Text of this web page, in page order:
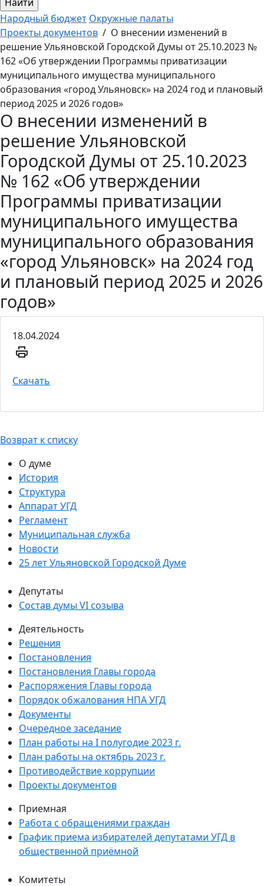
Народный бюджет Окружные палаты
Проекты документов / О внесении изменений в
решение Ульяновской Городской Думы от 25.10.2023 №
162 «Об утверждении Программы приватизации
муниципального имущества муниципального
образования «город Ульяновск» на 2024 год и плановый
период 2025 и 2026 годов»
О внесении изменений в
решение Ульяновской
Городской Думы от 25.10.2023
№ 162 «Об утверждении
Программы приватизации
муниципального имущества
муниципального образования
«город Ульяновск» на 2024 год
и плановый период 2025 и 2026
годов»
18.04.2024
Скачать
Возврат к списку
О думе
История
Структура
Аппарат УГД
Регламент
Муниципальная служба
Новости
25 лет Ульяновской Городской Думе
Депутаты
Состав думы VI созыва
Деятельность
Решения
Постановления
Постановления Главы города
Распоряжения Главы города
Порядок обжалования НПА УГД
Документы
Очередное заседание
План работы на I полугодие 2023 г.
План работы на октябрь 2023 г.
Противодействие коррупции
Проекты документов
Приемная
Работа с обращениями граждан
График приема избирателей депутатами УГД в
общественной приёмной
Комитеты